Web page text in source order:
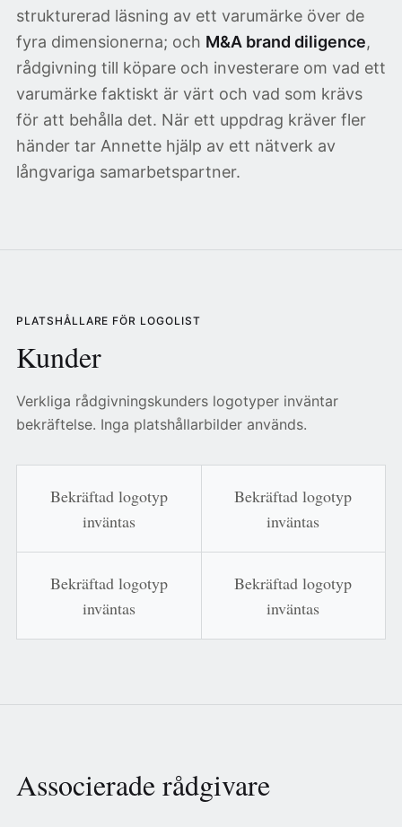
strukturerad läsning av ett varumärke över de
fyra dimensionerna; och M&A brand diligence,
rådgivning till köpare och investerare om vad ett
varumärke faktiskt är värt och vad som krävs
för att behålla det. När ett uppdrag kräver fler
händer tar Annette hjälp av ett nätverk av
långvariga samarbetspartner.
PLATSHÅLLARE FÖR LOGOLIST
Kunder
Verkliga rådgivningskunders logotyper inväntar
bekräftelse. Inga platshållarbilder används.
Bekräftad logotyp
inväntas
Bekräftad logotyp
inväntas
Bekräftad logotyp
inväntas
Bekräftad logotyp
inväntas
Associerade rådgivare